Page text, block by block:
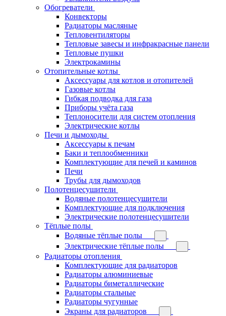
Обогреватели
Конвекторы
Радиаторы масляные
Тепловентиляторы
Тепловые завесы и инфракрасные панели
Тепловые пушки
Электрокамины
Отопительные котлы
Аксессуары для котлов и отопителей
Газовые котлы
Гибкая подводка для газа
Приборы учёта газа
Теплоносители для систем отопления
Электрические котлы
Печи и дымоходы
Аксессуары к печам
Баки и теплообменники
Комплектующие для печей и каминов
Печи
Трубы для дымоходов
Полотенцесушители
Водяные полотенцесушители
Комплектующие для подключения
Электрические полотенцесушители
Тёплые полы
Водяные тёплые полы
Электрические тёплые полы
Радиаторы отопления
Комплектующие для радиаторов
Радиаторы алюминиевые
Радиаторы биметаллические
Радиаторы стальные
Радиаторы чугунные
Экраны для радиаторов